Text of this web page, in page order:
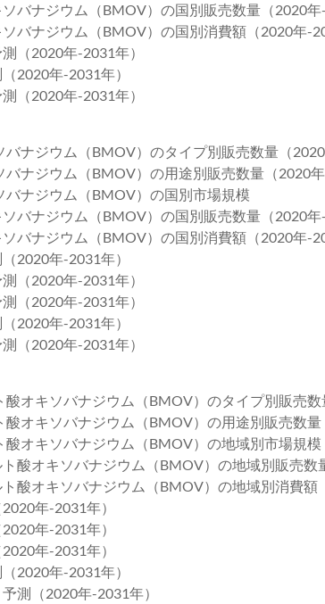
バナジウム（BMOV）の国別販売数量（2020年-
バナジウム（BMOV）の国別消費額（2020年-
（2020年-2031年）
2020年-2031年）
（2020年-2031年）
ナジウム（BMOV）のタイプ別販売数量（2020
ナジウム（BMOV）の用途別販売数量（2020年
バナジウム（BMOV）の国別市場規模
バナジウム（BMOV）の国別販売数量（2020年-
バナジウム（BMOV）の国別消費額（2020年-
2020年-2031年）
（2020年-2031年）
（2020年-2031年）
2020年-2031年）
（2020年-2031年）
オキソバナジウム（BMOV）のタイプ別販売数
オキソバナジウム（BMOV）の用途別販売数量
酸オキソバナジウム（BMOV）の地域別市場規模
酸オキソバナジウム（BMOV）の地域別販売数
酸オキソバナジウム（BMOV）の地域別消費額
年-2031年）
年-2031年）
年-2031年）
2020年-2031年）
測（2020年-2031年）